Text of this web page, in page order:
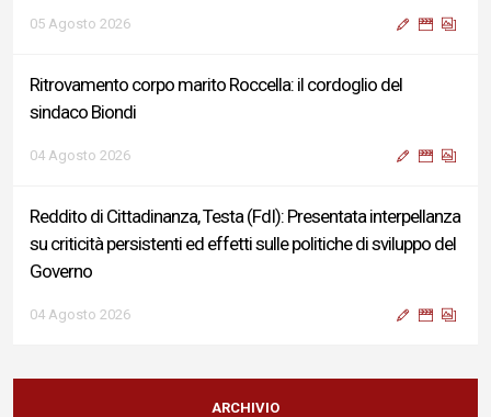
05 Agosto 2026
Ritrovamento corpo marito Roccella: il cordoglio del
sindaco Biondi
04 Agosto 2026
Reddito di Cittadinanza, Testa (FdI): Presentata interpellanza
su criticità persistenti ed effetti sulle politiche di sviluppo del
Governo
04 Agosto 2026
Sigismondi, Liris e Testa: “Profondo cordoglio e vicinanza al
Ministro Roccella e alla sua famiglia”
ARCHIVIO